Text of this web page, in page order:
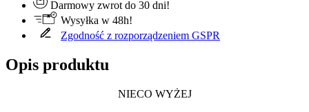
Darmowy zwrot do 30 dni!
Wysyłka w 48h!
Zgodność z rozporządzeniem GSPR
Opis produktu
NIECO WYŻEJ